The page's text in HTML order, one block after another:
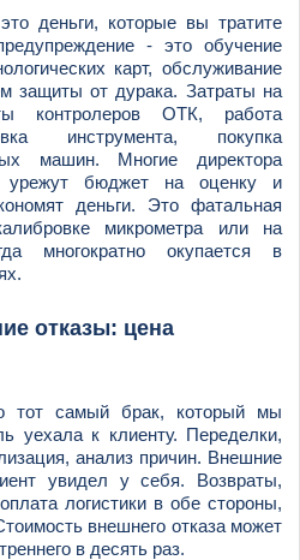
деньги, которые вы тратите
- это обучение
карт, обслуживание
защиты от дурака. Затраты на
контролеров ОТК, работа
инструмента, покупка
машин. Многие директора
урежут бюджет на оценку и
деньги. Это фатальная
микрометра или на
многократно окупается в
отказы: цена
тот самый брак, который мы
уехала к клиенту. Переделки,
анализ причин. Внешние
увидел у себя. Возвраты,
логистики в обе стороны,
внешнего отказа может
в десять раз.